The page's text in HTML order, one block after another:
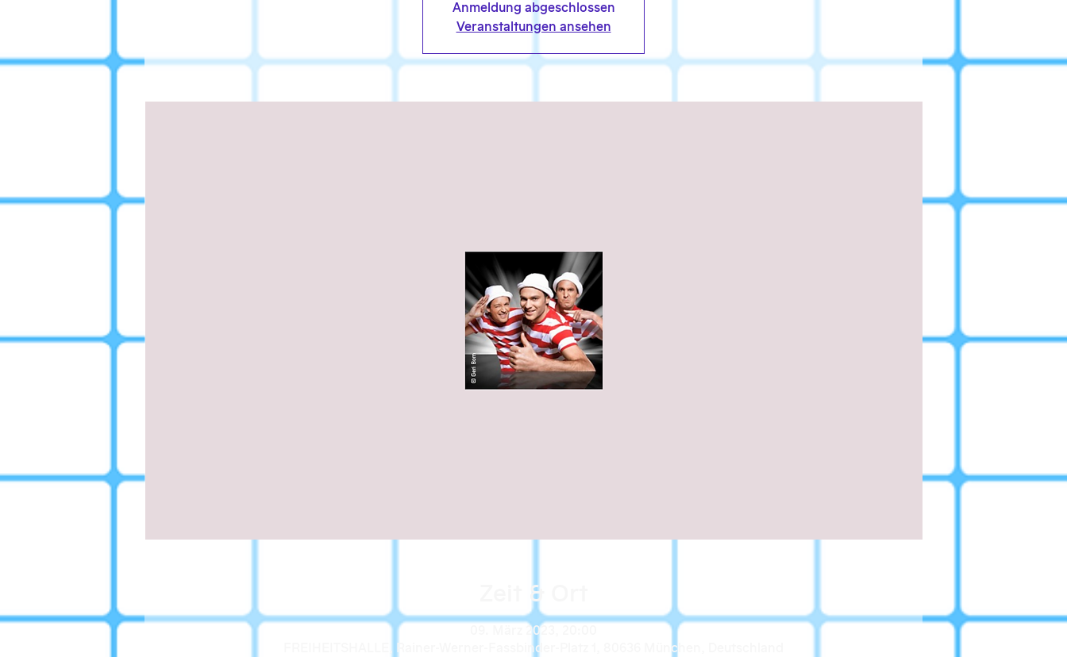
Anmeldung abgeschlossen
Veranstaltungen ansehen
Zeit & Ort
09. März 2023, 20:00
FREIHEITSHALLE, Rainer-Werner-Fassbinder-Platz 1, 80636 München, Deutschland